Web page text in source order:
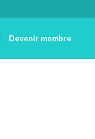
Devenir membre